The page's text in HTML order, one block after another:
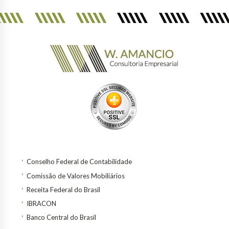
Conselho Federal de Contabilidade
Comissão de Valores Mobiliários
Receita Federal do Brasil
IBRACON
Banco Central do Brasil